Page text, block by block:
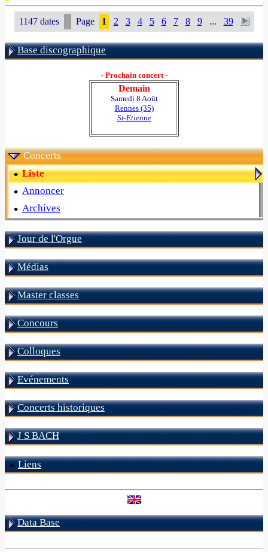
1147 dates Page 1 2 3 4 5 6 7 8 9 ... 39
Base discographique
- Prochain concert -
Demain
Samedi 8 Août
Rennes (35)
St-Etienne
Concerts
Liste
Annoncer
Archives
Jour de l'Orgue
Médias
Master classes
Concours
Colloques
Evénements
Concerts historiques
J S BACH
Liens
Data Base